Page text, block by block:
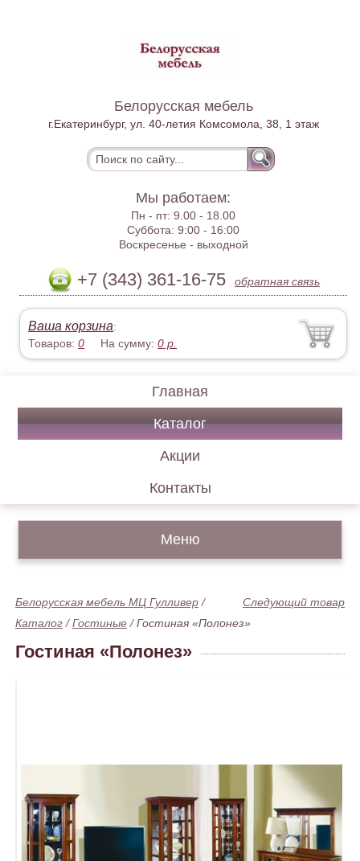
Белорусская мебель
г.Екатеринбург, ул. 40-летия Комсомола, 38, 1 этаж
Мы работаем:
Пн - пт:9.00 - 18.00
Суббота:9:00 - 16:00
Воскресенье - выходной
+7 (343) 361-16-75 обратная связь
Ваша корзина:
Товаров:0 На сумму:0 р.
Главная
Каталог
Акции
Контакты
Меню
Следующий товар
Белорусская мебель МЦ Гулливер /
Каталог /Гостиные /Гостиная «Полонез»
Гостиная «Полонез»